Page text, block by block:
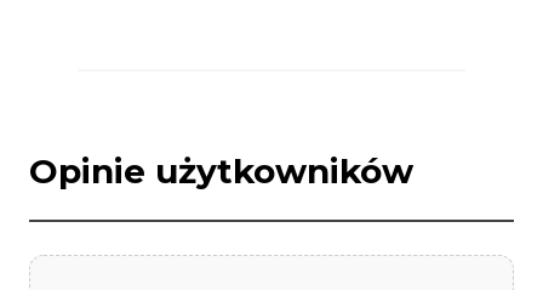
Opinie użytkowników